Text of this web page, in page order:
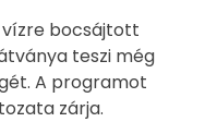
vízre bocsájtott
teszi még
A programot
zárja.